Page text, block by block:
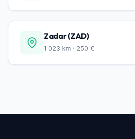
Zadar (ZAD)
1 023 km · 250 €